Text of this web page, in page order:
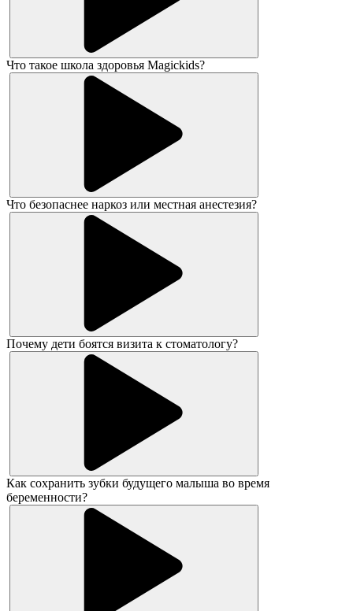
Что такое школа здоровья Magickids?
Что безопаснее наркоз или местная анестезия?
Почему дети боятся визита к стоматологу?
Как сохранить зубки будущего малыша во время
беременности?